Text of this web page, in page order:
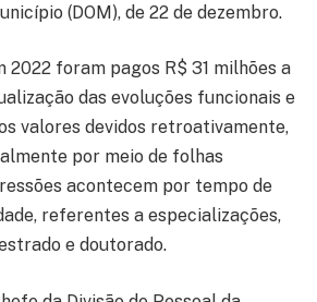
(DOM), de 22 de dezembro.
2022 foram pagos R$ 31 milhões a
das evoluções funcionais e
valores devidos retroativamente,
por meio de folhas
acontecem por tempo de
referentes a especializações,
e doutorado.